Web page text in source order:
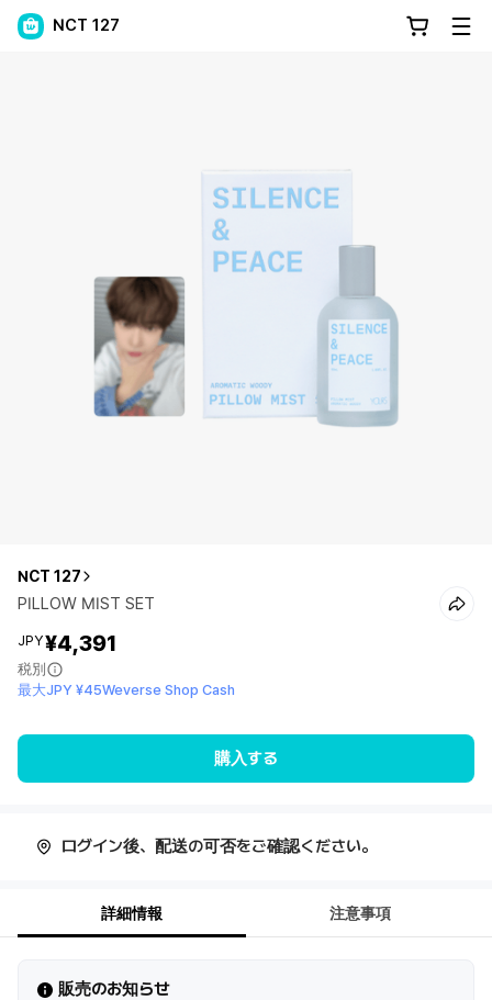
NCT 127
NCT 127
PILLOW MIST SET
JPY¥4,391
税別
最大JPY ¥45Weverse Shop Cash
購入する
ログイン後、配送の可否をご確認ください。
詳細情報 注意事項
販売のお知らせ